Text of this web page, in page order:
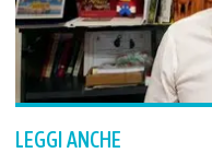
LEGGI ANCHE